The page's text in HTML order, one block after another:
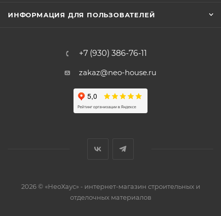
ИНФОРМАЦИЯ ДЛЯ ПОЛЬЗОВАТЕЛЕЙ
+7 (930) 386-76-11
zakaz@neo-house.ru
2026 © «НеоХаус» - интернет-магазин строительных и
отделочных материалов